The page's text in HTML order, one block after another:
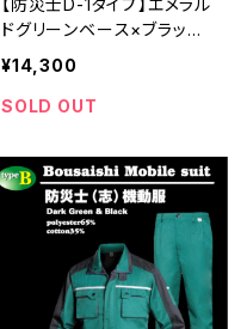
ドグリーンベース×ブラック
「防災士（志）機動服」 | 危
機管理ブランド民間防災
¥14,300
SOLD OUT